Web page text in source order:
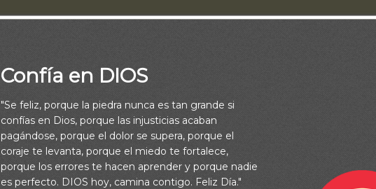
Piensa:
Confía en DIOS
"Se feliz, porque la piedra nunca es tan grande si
confías en Dios, porque las injusticias acaban
pagándose, porque el dolor se supera, porque el
coraje te levanta, porque el miedo te fortalece,
porque los errores te hacen aprender y porque nadie
es perfecto. DIOS hoy, camina contigo. Feliz Día."